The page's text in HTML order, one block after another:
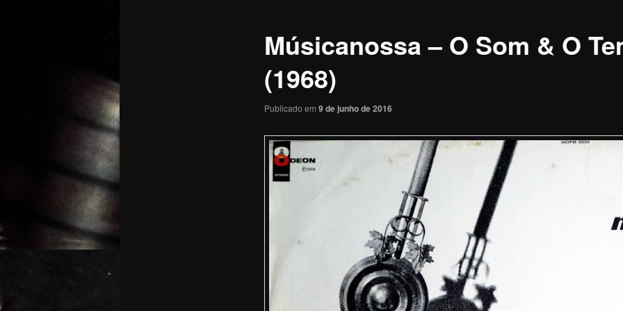
Músicanossa – O Som & O
(1968)
Publicado em 9 de junho de 2016